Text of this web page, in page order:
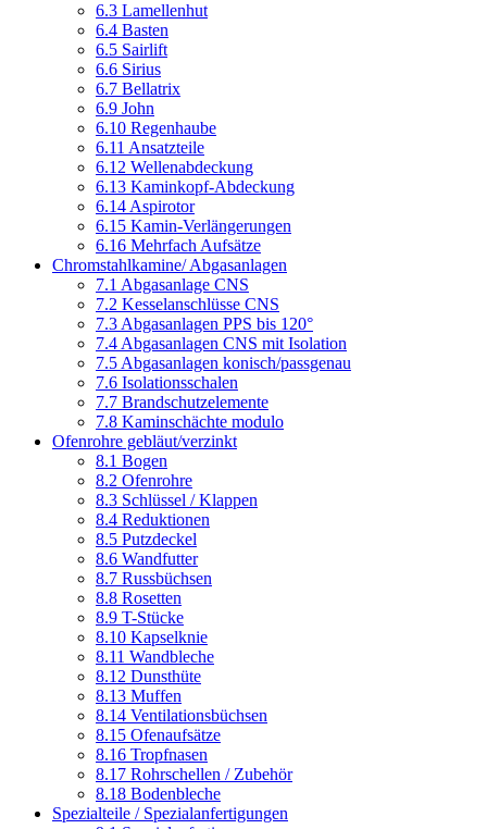
6.3 Lamellenhut
6.4 Basten
6.5 Sairlift
6.6 Sirius
6.7 Bellatrix
6.9 John
6.10 Regenhaube
6.11 Ansatzteile
6.12 Wellenabdeckung
6.13 Kaminkopf-Abdeckung
6.14 Aspirotor
6.15 Kamin-Verlängerungen
6.16 Mehrfach Aufsätze
Chromstahlkamine/ Abgasanlagen
7.1 Abgasanlage CNS
7.2 Kesselanschlüsse CNS
7.3 Abgasanlagen PPS bis 120°
7.4 Abgasanlagen CNS mit Isolation
7.5 Abgasanlagen konisch/passgenau
7.6 Isolationsschalen
7.7 Brandschutzelemente
7.8 Kaminschächte modulo
Ofenrohre gebläut/verzinkt
8.1 Bogen
8.2 Ofenrohre
8.3 Schlüssel / Klappen
8.4 Reduktionen
8.5 Putzdeckel
8.6 Wandfutter
8.7 Russbüchsen
8.8 Rosetten
8.9 T-Stücke
8.10 Kapselknie
8.11 Wandbleche
8.12 Dunsthüte
8.13 Muffen
8.14 Ventilationsbüchsen
8.15 Ofenaufsätze
8.16 Tropfnasen
8.17 Rohrschellen / Zubehör
8.18 Bodenbleche
Spezialteile / Spezialanfertigungen